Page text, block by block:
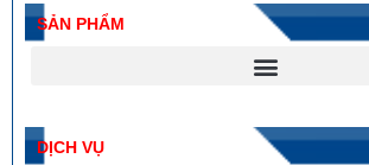
SẢN PHẨM
DỊCH VỤ